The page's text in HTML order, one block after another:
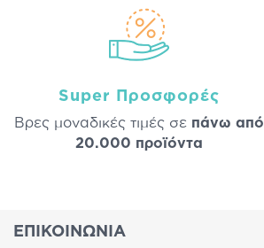
Super Προσφορές
Βρες μοναδικές τιμές σε πάνω από
20.000 προϊόντα
ΕΠΙΚΟΙΝΩΝΙΑ